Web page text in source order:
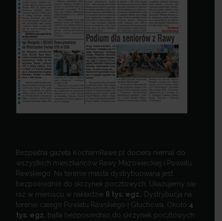
Bezpłatna gazeta KochamRawe.pl dociera niemal do
wszystkich mieszkańców Rawy Mazowieckiej i Powiatu
Rawskiego. Na terenie miasta dystrybuowana jest
bezpośrednio do skrzynek pocztowych. Ukazujemy się
raz w miesiącu w nakładzie 8 tys. egz. Dystrybucja na
terenie całego Powiatu Rawskiego i Głuchowa. Około 4
tys. egz. trafia bezpośrednio do skrzynek pocztowych